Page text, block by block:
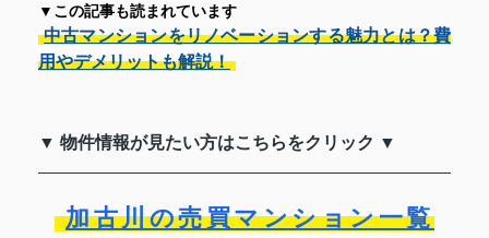
▼この記事も読まれています
中古マンションをリノベーションする魅力とは？費
用やデメリットも解説！
▼ 物件情報が見たい方はこちらをクリック ▼
加古川の売買マンション一覧